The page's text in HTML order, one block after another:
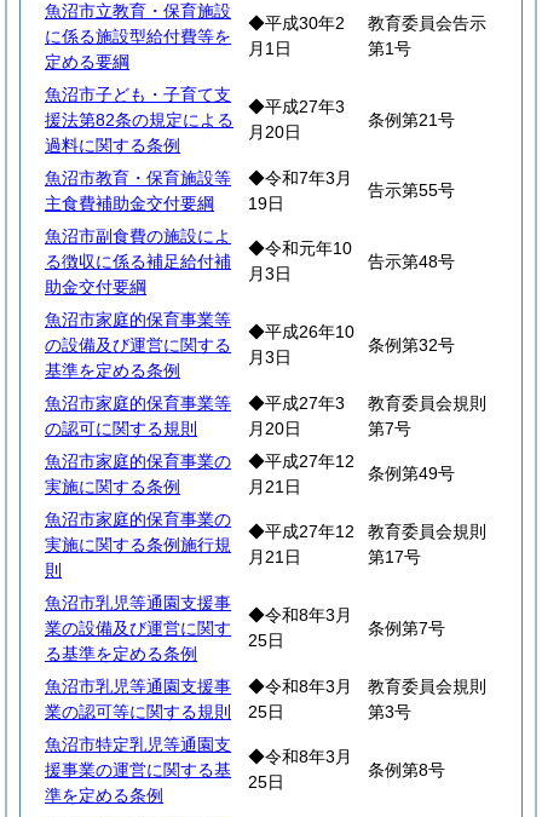
魚沼市立教育・保育施設
に係る施設型給付費等を
定める要綱
◆平成30年2
月1日
教育委員会告示
第1号
魚沼市子ども・子育て支
援法第82条の規定による
過料に関する条例
◆平成27年3
月20日
条例第21号
魚沼市教育・保育施設等
主食費補助金交付要綱
◆令和7年3月
19日
告示第55号
魚沼市副食費の施設によ
る徴収に係る補足給付補
助金交付要綱
◆令和元年10
月3日
告示第48号
魚沼市家庭的保育事業等
の設備及び運営に関する
基準を定める条例
◆平成26年10
月3日
条例第32号
魚沼市家庭的保育事業等
の認可に関する規則
◆平成27年3
月20日
教育委員会規則
第7号
魚沼市家庭的保育事業の
実施に関する条例
◆平成27年12
月21日
条例第49号
魚沼市家庭的保育事業の
実施に関する条例施行規
則
◆平成27年12
月21日
教育委員会規則
第17号
魚沼市乳児等通園支援事
業の設備及び運営に関す
る基準を定める条例
◆令和8年3月
25日
条例第7号
魚沼市乳児等通園支援事
業の認可等に関する規則
◆令和8年3月
25日
教育委員会規則
第3号
魚沼市特定乳児等通園支
援事業の運営に関する基
準を定める条例
◆令和8年3月
25日
条例第8号